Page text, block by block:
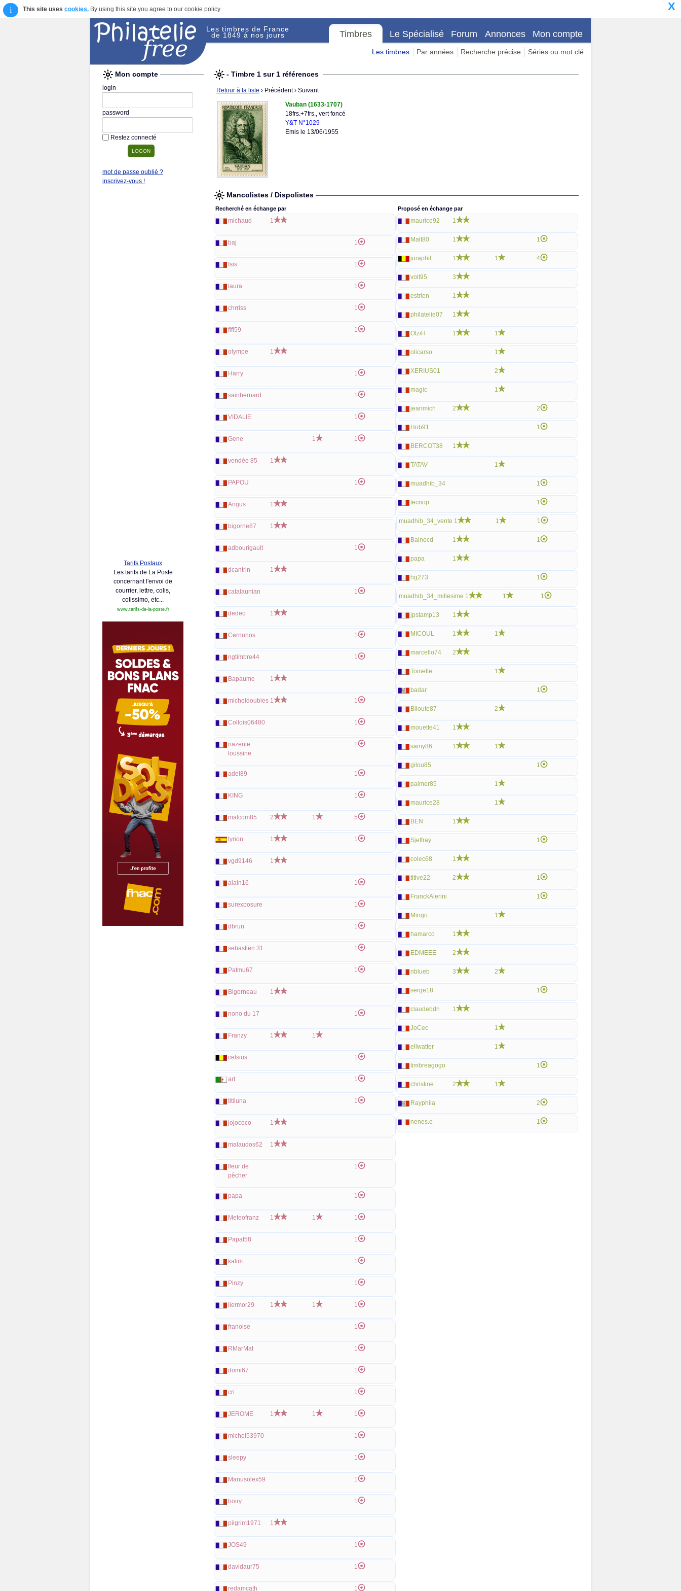
i This site uses cookies.By using this site you agree to our cookie policy. X
Les timbres de France
de 1849 à nos jours Timbres Le Spécialisé Forum Annonces Mon compte
Les timbres Par années Recherche précise Séries ou mot clé
Mon compte
login
password
Restez connecté
mot de passe oublié ?
inscrivez-vous !
Tarifs Postaux
Les tarifs de La Poste
concernant l'envoi de
courrier, lettre, colis,
colissimo, etc...
www.tarifs-de-la-poste.fr
- Timbre 1 sur 1 références
Retour à la liste › Précédent› Suivant
Vauban (1633-1707)
18frs.+7frs., vert foncé
Y&T N°1029
Emis le 13/06/1955
Mancolistes / Dispolistes
Recherché en échange par
michaud 1
baj 1
Isis 1
laura 1
chrriss 1
fifi59 1
olympe 1
Harry 1
sainbernard 1
VIDALIE 1
Gene 1 1
vendée 85 1
PAPOU 1
Angus 1
bigorne87 1
adbourigault 1
dcantrin 1
catalaunian 1
dedeo 1
Cernunos 1
ngtimbre44 1
Bapaume 1
micheldoubles 1 1
Collois06480 1
nazenie
loussine
1
adel89 1
KING 1
malcom85 2 1 5
tyrion 1 1
vgd9146 1
alain16 1
surexposure 1
dbrun 1
sebastien 31 1
Patmu67 1
Bigorneau 1
nono du 17 1
Franzy 1 1
celsius 1
art 1
titiluna 1
jojococo 1
malaudos62 1
fleur de
pêcher
1
papa 1
Meteofranz 1 1 1
Papaf58 1
kalim 1
Pinzy 1
liermor29 1 1 1
franoise 1
RMarMat 1
domi67 1
cri 1
JEROME 1 1 1
michel53970 1
sleepy 1
Manusolex59 1
boiry 1
pilgrim1971 1
JOS49 1
davidaur75 1
redamcath 1
Proposé en échange par
maurice92 1
Malt80 1 1
juraphil 1 1 4
volt95 3
estrien 1
philatelie07 1
OtziH 1 1
olicarso 1
XERIUS01 2
magic 1
jeanmich 2 2
Hob91 1
BERCOT38 1
TATAV 1
muadhib_34 1
tecnop 1
muadhib_34_vente 1 1 1
Bainecd 1 1
papa 1
hg273 1
muadhib_34_millesime 1 1 1
jpstamp13 1
MICOUL 1 1
marcello74 2
Toinette 1
badar 1
Biloute87 2
mouette41 1
samy86 1 1
gilou85 1
palmer85 1
maurice28 1
BEN 1
Sjeffray 1
colec68 1
titive22 2 1
FranckAlerini 1
Mingo 1
hamarco 1
EDMEEE 2
nblueb 3 2
serge18 1
claudebdn 1
JoCec 1
ellwatter 1
timbreagogo 1
christine 2 1
Rayphila 2
nenes.o 1